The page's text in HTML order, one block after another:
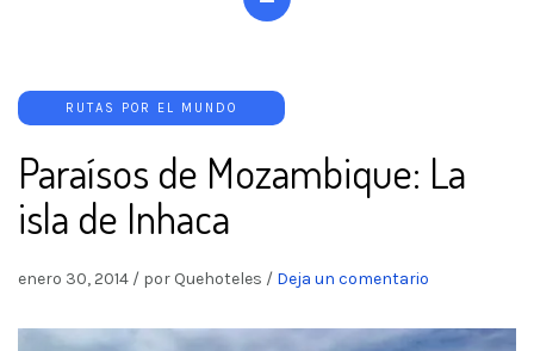
RUTAS POR EL MUNDO
Paraísos de Mozambique: La
isla de Inhaca
enero 30, 2014 / por Quehoteles / Deja un comentario